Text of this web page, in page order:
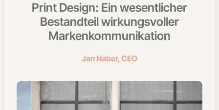
Print Design: Ein wesentlicher
Bestandteil wirkungsvoller
Markenkommunikation
Jan Naber, CEO